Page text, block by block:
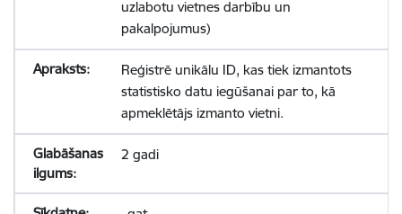
uzlabotu vietnes darbību un
pakalpojumus)
Reģistrē unikālu ID, kas tiek izmantots
statistisko datu iegūšanai par to, kā
apmeklētājs izmanto vietni.
2 gadi